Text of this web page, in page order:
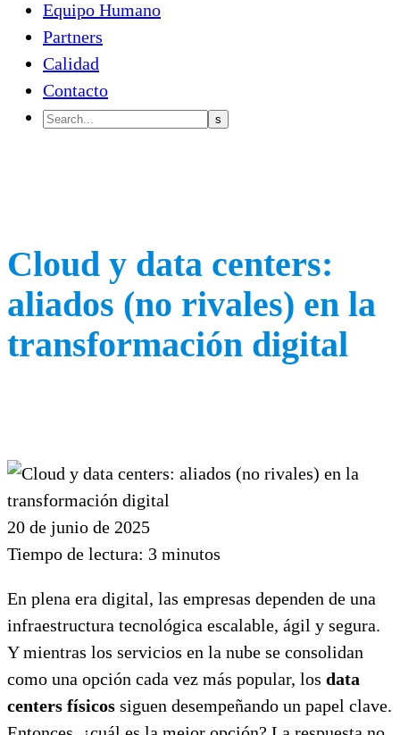
Equipo Humano
Partners
Calidad
Contacto
Cloud y data centers:
aliados (no rivales) en la
transformación digital
20 de junio de 2025
Tiempo de lectura: 3 minutos
En plena era digital, las empresas dependen de una
infraestructura tecnológica escalable, ágil y segura.
Y mientras los servicios en la nube se consolidan
como una opción cada vez más popular, los data
centers físicos siguen desempeñando un papel clave.